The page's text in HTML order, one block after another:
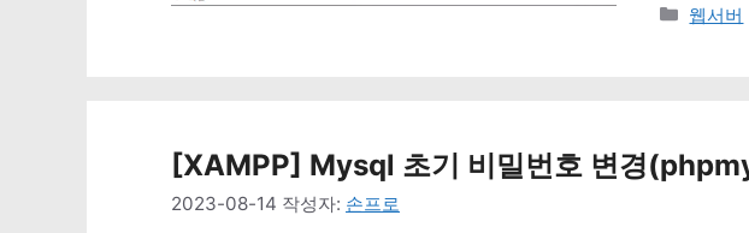
카
웹서버
[XAMPP] Mysql 초기 비밀번호 변경
2023-08-14 작성자: 손프로